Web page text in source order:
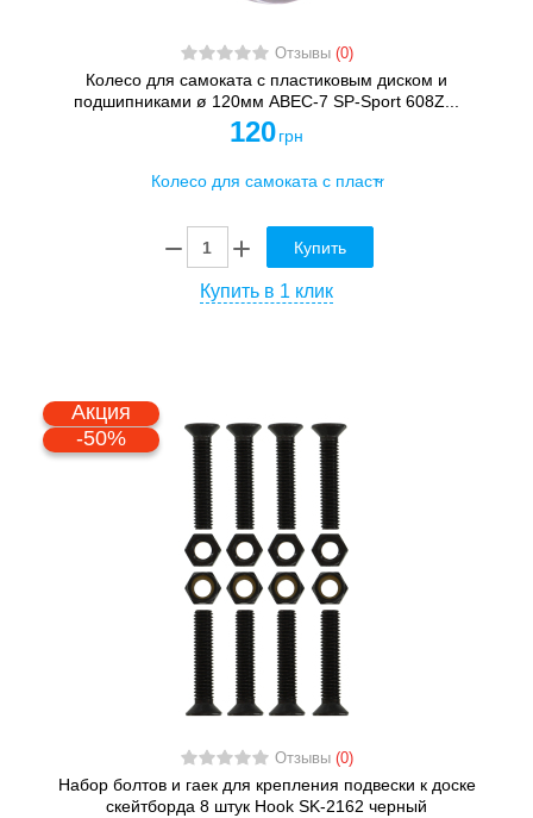
Отзывы (0)
Колесо для самоката с пластиковым диском и
подшипниками ø 120мм ABEC-7 SP-Sport 608Z...
120 грн
Купить
Купить в 1 клик
Акция
-50%
Отзывы (0)
Набор болтов и гаек для крепления подвески к доске
скейтборда 8 штук Hook SK-2162 черный